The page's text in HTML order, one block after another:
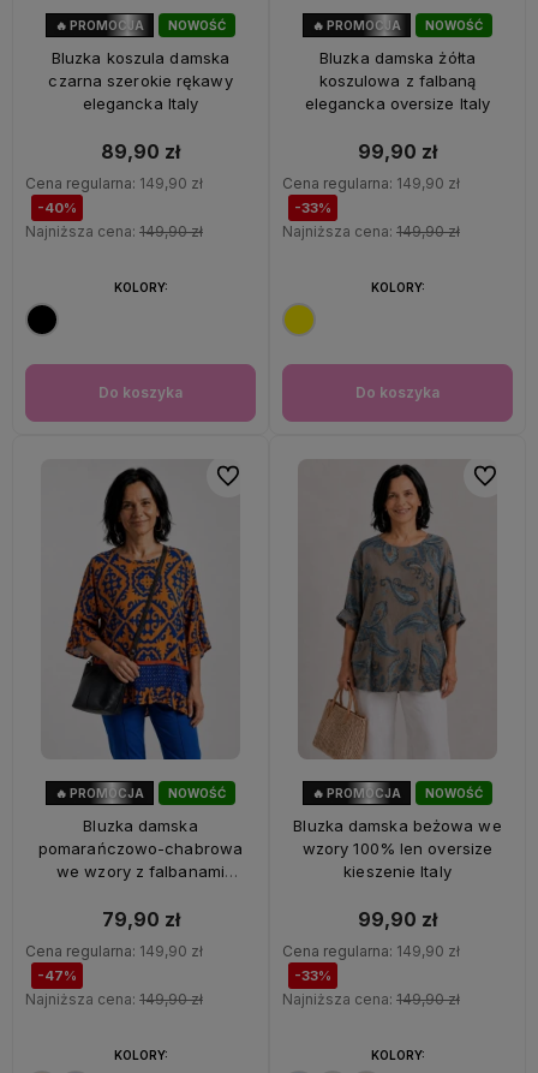
NOWOŚĆ
🔥 PROMOCJA
Bluzka koszula damska
czarna szerokie rękawy
elegancka Italy
89,90 zł
Cena regularna: 149,90 zł
-40%
Najniższa cena: 149,90 zł
Do koszyka
KOLORY:
NOWOŚĆ
OKAZJA
🔥 PROMOCJA
Bluzka damska żółta
koszulowa z falbaną
elegancka oversize Italy
99,90 zł
Cena regularna: 149,90 zł
-33%
Najniższa cena: 149,90 zł
Do koszyka
KOLORY:
NOWOŚĆ
🔥 PROMOCJA
Bluzka damska
pomarańczowo-chabrowa
we wzory z falbanami
79,90 zł
Cena regularna: 149,90 zł
-47%
Najniższa cena: 149,90 zł
KOLORY:
Do ulubionych
NOWOŚĆ
OKAZJA
🔥 PROMOCJA
Bluzka damska beżowa we
wzory 100% len oversize
kieszenie Italy
99,90 zł
Cena regularna: 149,90 zł
-33%
Najniższa cena: 149,90 zł
KOLORY:
Do